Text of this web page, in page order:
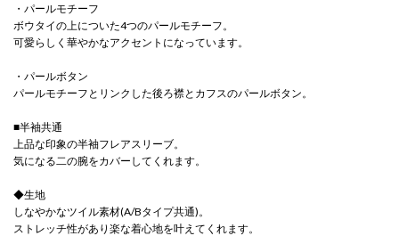
・パールモチーフ
ボウタイの上についた4つのパールモチーフ。
可愛らしく華やかなアクセントになっています。
・パールボタン
パールモチーフとリンクした後ろ襟とカフスのパールボタン。
■半袖共通
上品な印象の半袖フレアスリーブ。
気になる二の腕をカバーしてくれます。
◆生地
しなやかなツイル素材(A/Bタイプ共通)。
ストレッチ性があり楽な着心地を叶えてくれます。